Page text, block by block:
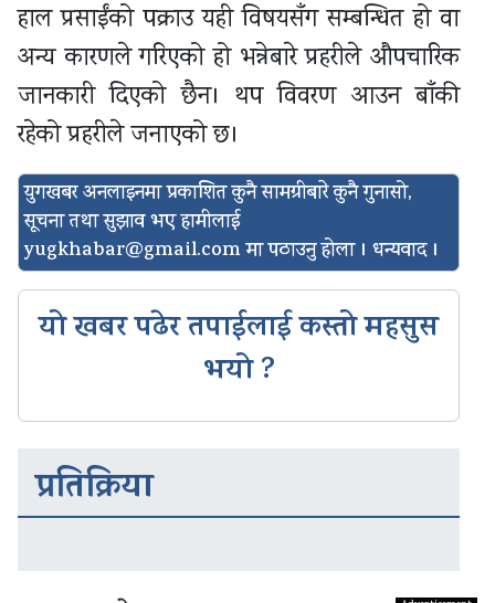
हाल प्रसाईंको पक्राउ यही विषयसँग सम्बन्धित हो वा
अन्य कारणले गरिएको हो भन्नेबारे प्रहरीले औपचारिक
जानकारी दिएको छैन। थप विवरण आउन बाँकी
रहेको प्रहरीले जनाएको छ।
युगखबर अनलाइनमा प्रकाशित कुनै सामग्रीबारे कुनै गुनासो,
सूचना तथा सुझाव भए हामीलाई
yugkhabar@gmail.comमा पठाउनु होला । धन्यवाद ।
यो खबर पढेर तपाईलाई कस्तो महसुस
भयो ?
प्रतिक्रिया